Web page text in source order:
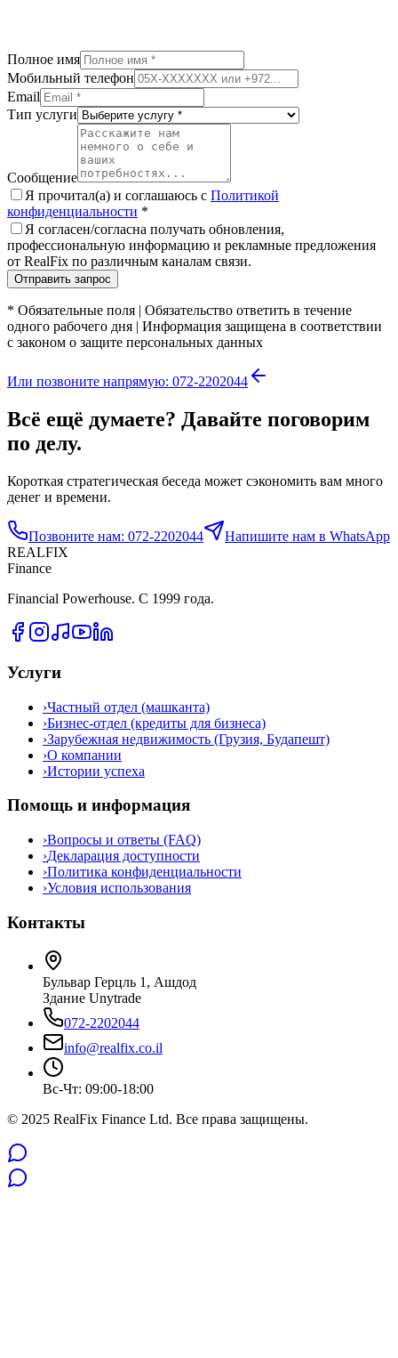
Полное имя
Мобильный телефон
Email
Тип услуги
Сообщение
Я прочитал(а) и соглашаюсь с Политикой
конфиденциальности *
Я согласен/согласна получать обновления,
профессиональную информацию и рекламные предложения
от RealFix по различным каналам связи.
Отправить запрос
* Обязательные поля | Обязательство ответить в течение
одного рабочего дня | Информация защищена в соответствии
с законом о защите персональных данных
Или позвоните напрямую: 072-2202044
Всё ещё думаете? Давайте поговорим
по делу.
Короткая стратегическая беседа может сэкономить вам много
денег и времени.
Позвоните нам: 072-2202044
Напишите нам в WhatsApp
REALFIX
Finance
Financial Powerhouse. С 1999 года.
Услуги
›Частный отдел (машканта)
›Бизнес-отдел (кредиты для бизнеса)
›Зарубежная недвижимость (Грузия, Будапешт)
›О компании
›Истории успеха
Помощь и информация
›Вопросы и ответы (FAQ)
›Декларация доступности
›Политика конфиденциальности
›Условия использования
Контакты
Бульвар Герцль 1, Ашдод
Здание Unytrade
072-2202044
info@realfix.co.il
Вс-Чт: 09:00-18:00
© 2025 RealFix Finance Ltd. Все права защищены.